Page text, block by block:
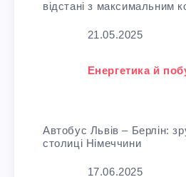
відстані з максимальним
21.05.2025
У зв'язку з тим, що
Енергетика й
Автобус Львів – Берлін:
столиці Німеччини
17.06.2025